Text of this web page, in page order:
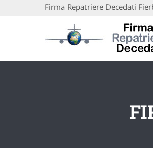
Firma Repatriere Decedati